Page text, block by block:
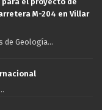
M-204 en Villar
de Geología...